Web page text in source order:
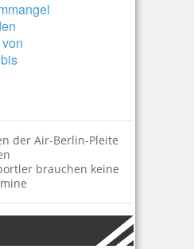
der Air-Berlin-Pleite
brauchen keine